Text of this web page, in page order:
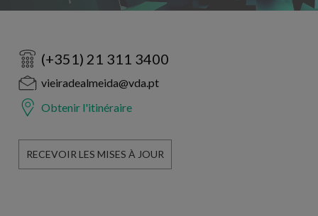
(+351) 21 311 3400
vieiradealmeida@vda.pt
Obtenir l'itinéraire
RECEVOIR LES MISES À JOUR